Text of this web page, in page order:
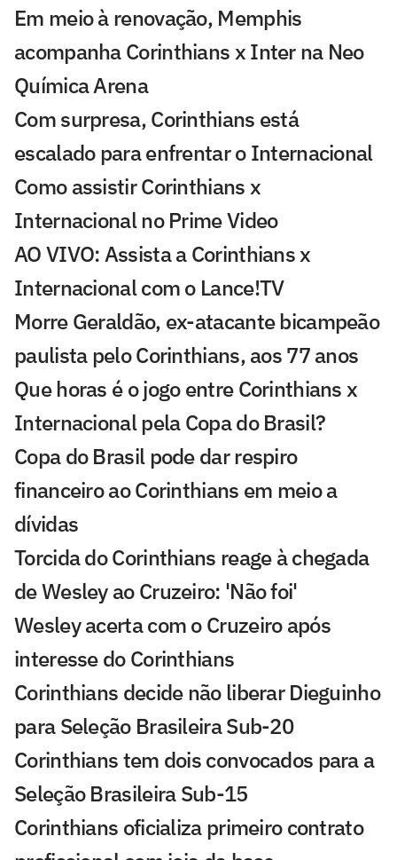
Em meio à renovação, Memphis
acompanha Corinthians x Inter na Neo
Química Arena
Com surpresa, Corinthians está
escalado para enfrentar o Internacional
Como assistir Corinthians x
Internacional no Prime Video
AO VIVO: Assista a Corinthians x
Internacional com o Lance!TV
Morre Geraldão, ex-atacante bicampeão
paulista pelo Corinthians, aos 77 anos
Que horas é o jogo entre Corinthians x
Internacional pela Copa do Brasil?
Copa do Brasil pode dar respiro
financeiro ao Corinthians em meio a
dívidas
Torcida do Corinthians reage à chegada
de Wesley ao Cruzeiro: 'Não foi'
Wesley acerta com o Cruzeiro após
interesse do Corinthians
Corinthians decide não liberar Dieguinho
para Seleção Brasileira Sub-20
Corinthians tem dois convocados para a
Seleção Brasileira Sub-15
Corinthians oficializa primeiro contrato